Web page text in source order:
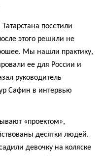
посетили
этого решили не
Мы нашли практику,
ее для России и
руководитель
Сафин в интервью
«проектом»,
десятки людей.
девочку на коляске